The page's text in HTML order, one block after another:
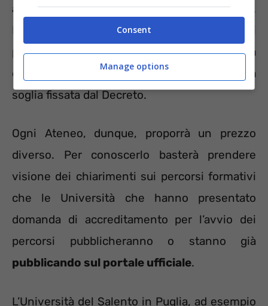
a 2 mila euro per i corsi da 30(o 36) CFU.
L’Università che attiverà i percorsi abilitanti
potrà stabilire in autonomia il costo da
chiedere agli insegnanti rimanendo entro la
soglia fissata dal Decreto.
Ogni Ateneo, dunque, proporrà un prezzo
diverso. Per conoscerlo basterà prendere
visione dei chiarimenti sui percorsi formativi
che le Università che hanno presentato
domanda di accreditamento per l’avvio dei
percorsi pubblicheranno o stanno già
pubblicando sul portale ufficiale.
L’Università del Salento in Puglia, ad esempio
Consent
Manage options